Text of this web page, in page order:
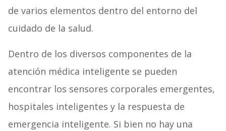
de varios elementos dentro del entorno del
cuidado de la salud.
Dentro de los diversos componentes de la
atención médica inteligente se pueden
encontrar los sensores corporales emergentes,
hospitales inteligentes y la respuesta de
emergencia inteligente. Si bien no hay una